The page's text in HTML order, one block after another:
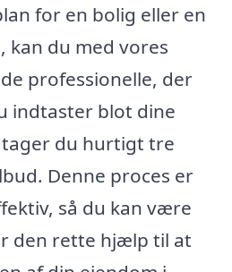
for en bolig eller en
kan du med vores
professionelle, der
indtaster blot dine
du hurtigt tre
Denne proces er
så du kan være
den rette hjælp til at